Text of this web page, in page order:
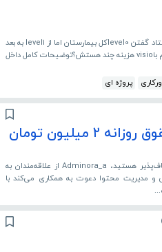
سلام این پروژه برامن بیمارستان هست که استاد گفتن level0کل بیمارستان اما از level1 به بعد
رو فقط یک بخش مثلا پذیرش باید طراحی کنم باvisio هزینه چند هستش؟توضیحات کامل داخل
پروژه ای
تومان
اگر به دنبال یک همکاری غیرحضوری و انعطاف‌پذیر هستید، Adminora_a از علاقه‌مندان به
و مدیریت محتوا دعوت به همکاری می‌کند با